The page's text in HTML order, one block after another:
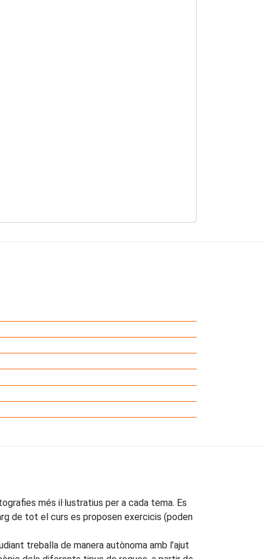
més il·lustratius per a cada tema. Es
de tot el curs es proposen exercicis (poden
treballa de manera autònoma amb l’ajut